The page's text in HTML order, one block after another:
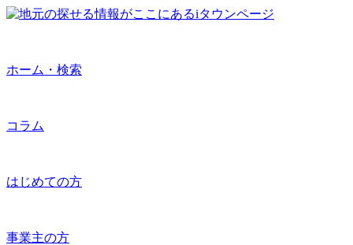
ホーム・検索
コラム
はじめての方
事業主の方